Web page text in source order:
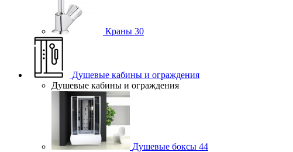
Краны 30
Душевые кабины и ограждения
Душевые кабины и ограждения
Душевые боксы 44